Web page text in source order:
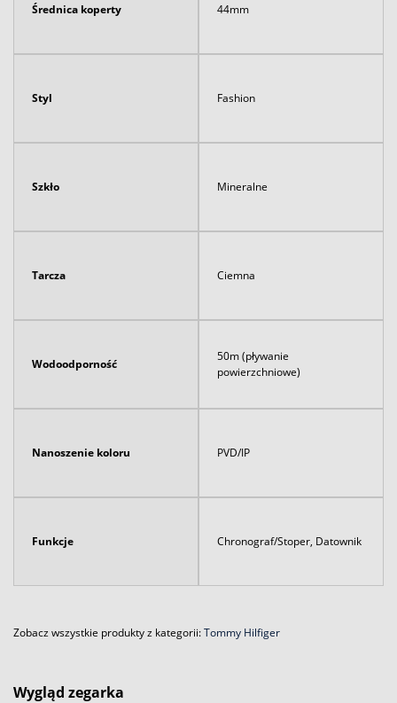
Średnica koperty 44mm
Styl Fashion
Szkło Mineralne
Tarcza Ciemna
Wodoodporność
50m (pływanie
powierzchniowe)
Nanoszenie koloru PVD/IP
Funkcje Chronograf/Stoper, Datownik
Zobacz wszystkie produkty z kategorii:Tommy Hilfiger
Wygląd zegarka